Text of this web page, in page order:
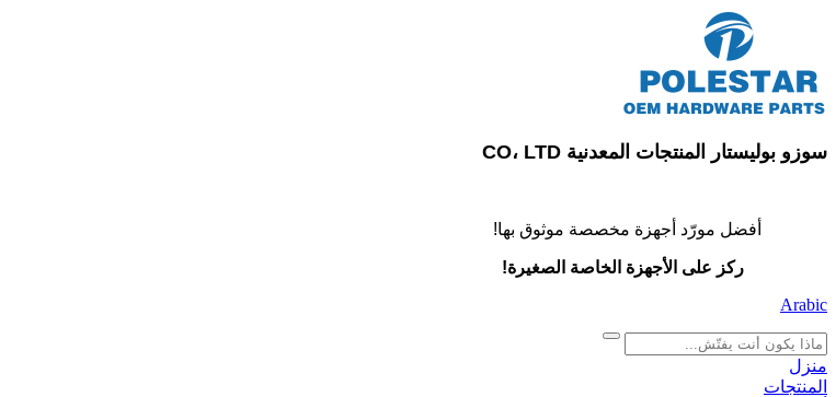
سوزو بوليستار المنتجات المعدنية CO، LTD
أفضل مورّد أجهزة مخصصة موثوق بها!
ركز على الأجهزة الخاصة الصغيرة!
Arabic
search
منزل
المنتجات